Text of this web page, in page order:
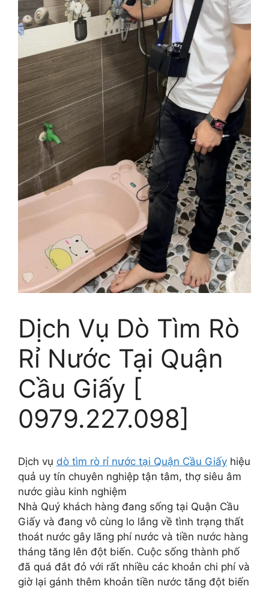
Dịch Vụ Dò Tìm Rò
Rỉ Nước Tại Quận
Cầu Giấy [
0979.227.098]
Dịch vụ dò tìm rò rỉ nước tại Quận Cầu Giấy hiệu
quả uy tín chuyên nghiệp tận tâm, thợ siêu âm
nước giàu kinh nghiệm
Nhà Quý khách hàng đang sống tại Quận Cầu
Giấy và đang vô cùng lo lắng về tình trạng thất
thoát nước gây lãng phí nước và tiền nước hàng
tháng tăng lên đột biến. Cuộc sống thành phố
đã quá đắt đỏ với rất nhiều các khoản chi phí và
giờ lại gánh thêm khoản tiền nước tăng đột biến